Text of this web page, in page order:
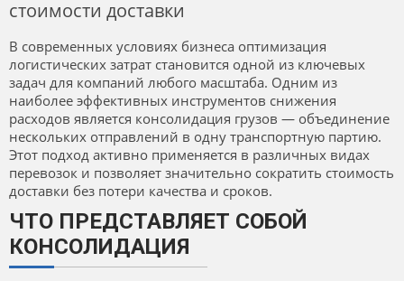
стоимости доставки
В современных условиях бизнеса оптимизация
логистических затрат становится одной из ключевых
задач для компаний любого масштаба. Одним из
наиболее эффективных инструментов снижения
расходов является консолидация грузов — объединение
нескольких отправлений в одну транспортную партию.
Этот подход активно применяется в различных видах
перевозок и позволяет значительно сократить стоимость
доставки без потери качества и сроков.
ЧТО ПРЕДСТАВЛЯЕТ СОБОЙ
КОНСОЛИДАЦИЯ